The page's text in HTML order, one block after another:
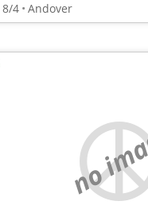
8/4 Andover
no